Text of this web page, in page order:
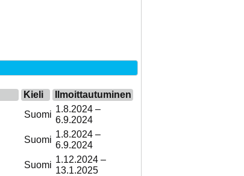
Kieli
Ilmoittautuminen
Suomi
1.8.2024 –
6.9.2024
Suomi
1.8.2024 –
6.9.2024
Suomi
1.12.2024 –
13.1.2025